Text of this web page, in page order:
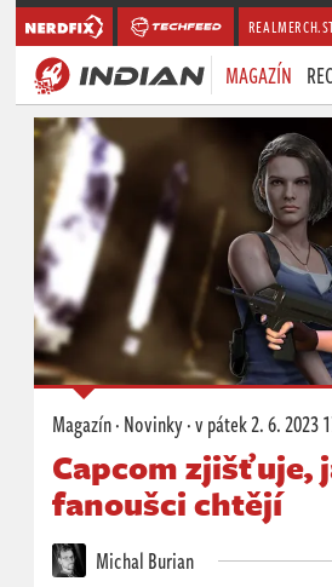
MAGAZÍN
Magazín·Novinky·v pátek2. 6. 2023
Capcom zjišťuje,
fanoušci chtějí
Michal Burian